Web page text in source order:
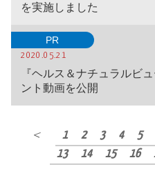
を実施しました
PR
2020.05.21
『ヘルス＆ナチュラルビ
ント動画を公開
＜ 1 2 3 4 5
13
14 15 16